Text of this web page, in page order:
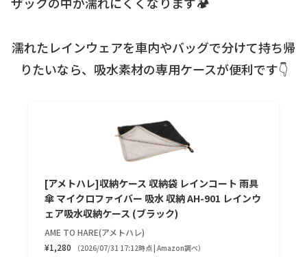
濡れたレインウェアを車内やバッグで分けて持ち帰
りたいなら、吸水素材の専用ケースが便利です👇
[アメトハレ]収納ケース 収納袋 レインコート 雨具
傘 マイクロファイバー 吸水 収納 AH-901 レインウ
ェア吸水収納ケース (ブラック)
AME TO HARE(アメトハレ)
¥1,280
（2026/07/31 17:12時点 | Amazon調べ）